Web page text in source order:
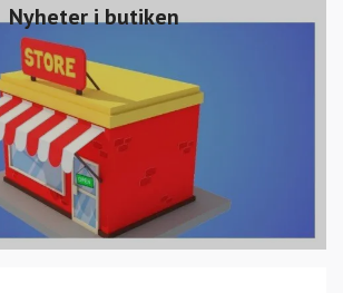
Nyheter i butiken